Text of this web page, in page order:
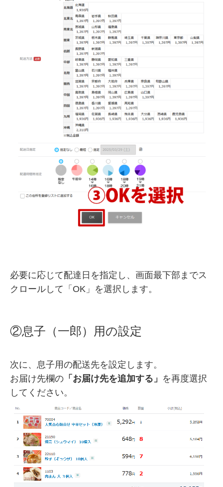
必要に応じて配達日を指定し、画面最下部までス
クロールして「OK」を選択します。
②息子（一郎）用の設定
次に、息子用の配送先を設定します。
お届け先欄の 「お届け先を追加する」 を再度選択
してください。